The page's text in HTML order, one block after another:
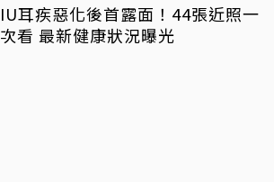
IU耳疾惡化後首露面！44張近照一
次看 最新健康狀況曝光